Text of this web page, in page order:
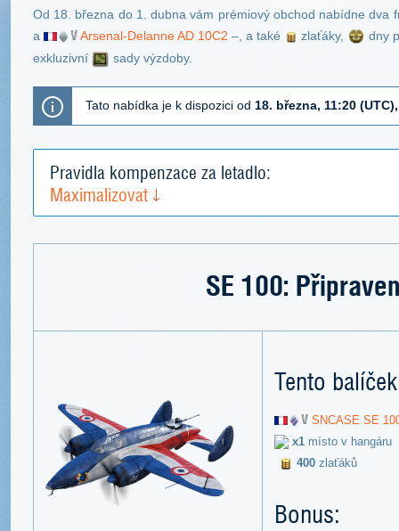
Od 18. března do 1. dubna vám prémiový obchod nabídne dva
a
Arsenal-Delanne AD 10C2 –, a také zlaťáky,
dny
exkluzivní
sady výzdoby.
Tato nabídka je k dispozici od 18. března, 11:20
Pravidla kompenzace za letadlo:
Maximalizovat
SE 100:
Tento
SNCASE SE
x1 místo v hangáru
400 zlaťáků
Bonus: